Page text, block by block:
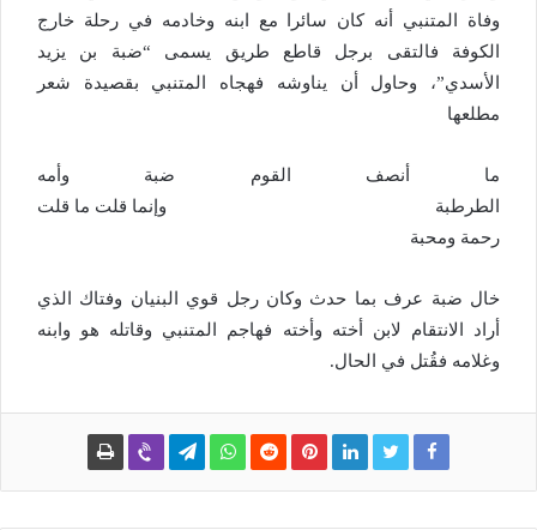
وفاة المتنبي أنه كان سائرا مع ابنه وخادمه في رحلة خارج
الكوفة فالتقى برجل قاطع طريق يسمى “ضبة بن يزيد
الأسدي”، وحاول أن يناوشه فهجاه المتنبي بقصيدة شعر
مطلعها
ما أنصف القوم ضبة وأمه
الطرطبة وإنما قلت ما قلت
رحمة ومحبة
خال ضبة عرف بما حدث وكان رجل قوي البنيان وفتاك الذي
أراد الانتقام لابن أخته وأخته فهاجم المتنبي وقاتله هو وابنه
وغلامه فقُتل في الحال.